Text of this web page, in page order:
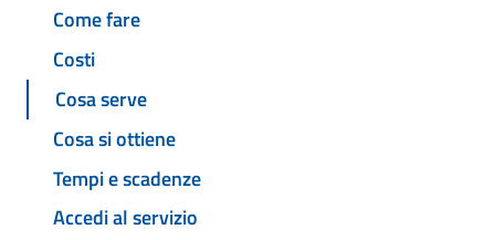
Come fare
Costi
Cosa serve
Cosa si ottiene
Tempi e scadenze
Accedi al servizio